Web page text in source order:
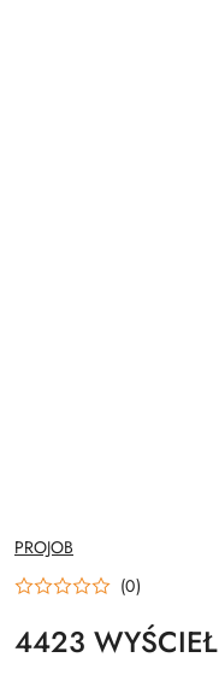
NAZWA
PRODUCENTA:
PROJOB
(0)
4423